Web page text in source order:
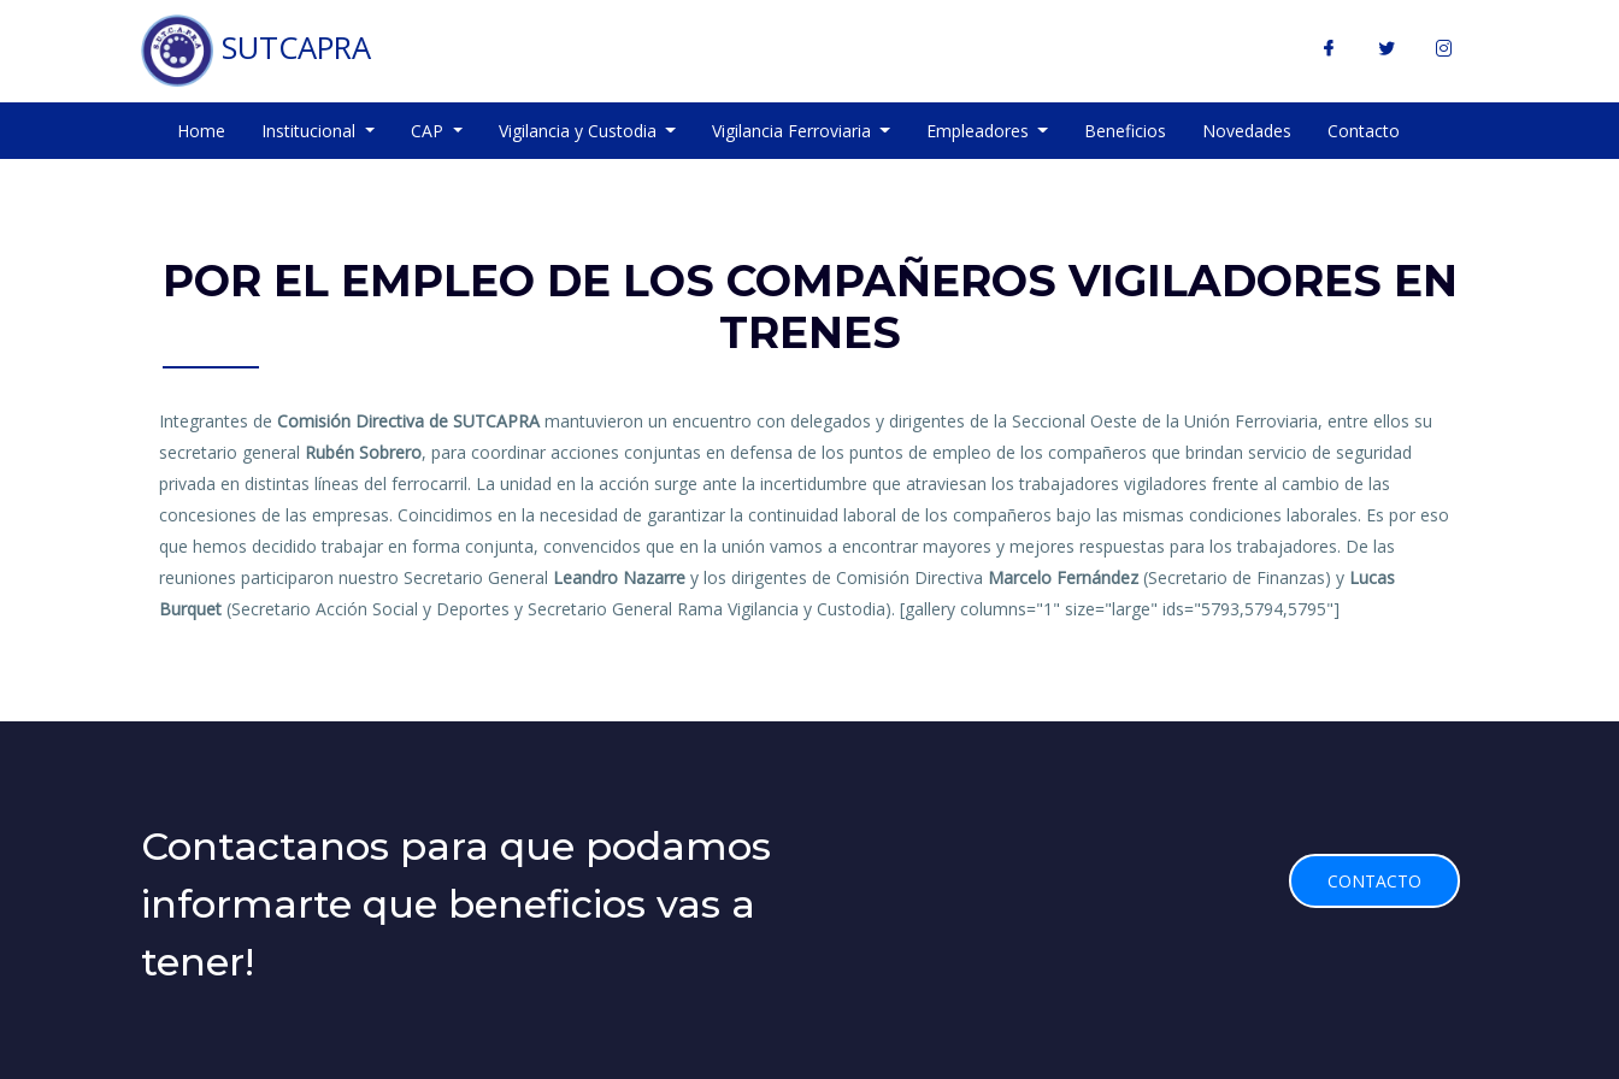
SUTCAPRA
Home Institucional CAP Vigilancia y Custodia Vigilancia Ferroviaria Empleadores Beneficios Novedades Contacto
POR EL EMPLEO DE LOS COMPAÑEROS VIGILADORES EN
TRENES
Integrantes de Comisión Directiva de SUTCAPRAmantuvieron un encuentro con delegados y dirigentes de la Seccional Oeste de la Unión Ferroviaria, entre ellos su
secretario general Rubén Sobrero, para coordinar acciones conjuntas en defensa de los puntos de empleo de los compañeros que brindan servicio de seguridad
privada en distintas líneas del ferrocarril. La unidad en la acción surge ante la incertidumbre que atraviesan los trabajadores vigiladores frente al cambio de las
concesiones de las empresas. Coincidimos en la necesidad de garantizar la continuidad laboral de los compañeros bajo las mismas condiciones laborales. Es por eso
que hemos decidido trabajar en forma conjunta, convencidos que en la unión vamos a encontrar mayores y mejores respuestas para los trabajadores. De las
reuniones participaron nuestro Secretario General Leandro Nazarre y los dirigentes de Comisión Directiva Marcelo Fernández(Secretario de Finanzas) y Lucas
Burquet (Secretario Acción Social y Deportes y Secretario General Rama Vigilancia y Custodia). [gallery columns="1" size="large" ids="5793,5794,5795"]
Contactanos para que podamos
informarte que beneficios vas a
tener!
CONTACTO